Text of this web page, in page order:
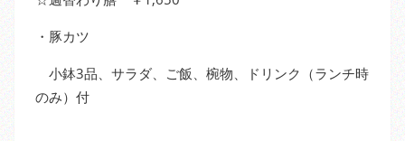
・豚カツ
小鉢3品、サラダ、ご飯、椀物、ドリンク（ランチ時
のみ）付